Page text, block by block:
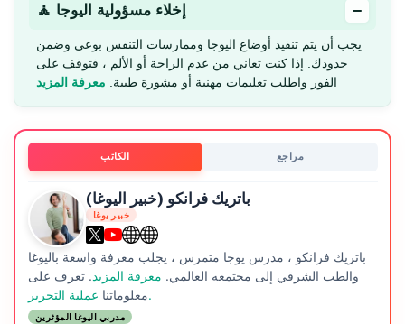
🧘 إخلاء مسؤولية اليوجا −
يجب أن يتم تنفيذ أوضاع اليوجا وممارسات التنفس بوعي وضمن
حدودك. إذا كنت تعاني من عدم الراحة أو الألم ، فتوقف على
الفور واطلب تعليمات مهنية أو مشورة طبية. معرفة المزيد
الكاتب مراجع
باتريك فرانكو (خبير اليوغا)
خبير يوغا
باتريك فرانكو ، مدرس يوجا متمرس ، يجلب معرفة واسعة باليوغا
والطب الشرقي إلى مجتمعه العالمي. معرفة المزيد. تعرف على
معلوماتناعملية التحرير.
مدربي اليوغا المؤثرين